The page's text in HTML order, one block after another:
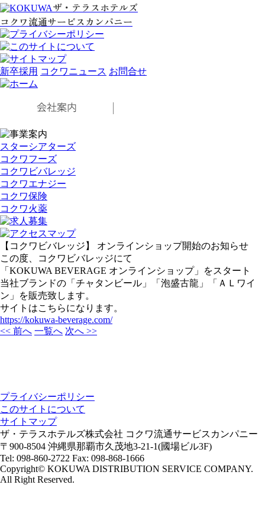
ザ・テラスホテルズ
コクワ流通サービスカンパニー
新卒採用 コクワニュース お問合せ
スターシアターズ
コクワフーズ
コクワビバレッジ
コクワエナジー
コクワ保険
コクワ火薬
【コクワビバレッジ】 オンラインショップ開始のお知らせ
この度、コクワビバレッジにて
「KOKUWA BEVERAGE オンラインショップ」をスタート
当社ブランドの「チャタンビール」「泡盛古龍」「ＡＬワイ
ン」を販売致します。
サイトはこちらになります。
https://kokuwa-beverage.com/
<< 前へ 一覧へ 次へ >>
プライバシーポリシー
このサイトについて
サイトマップ
ザ・テラスホテルズ株式会社 コクワ流通サービスカンパニー
〒900-8504 沖縄県那覇市久茂地3-21-1(國場ビル3F)
Tel: 098-860-2722 Fax: 098-868-1666
Copyright© KOKUWA DISTRIBUTION SERVICE COMPANY.
All Right Reserved.